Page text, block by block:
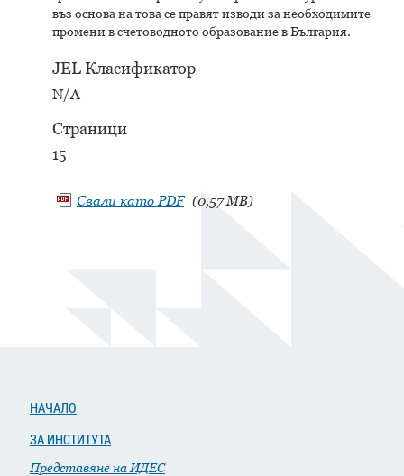
въз основа на това се правят изводи за необходимите
промени в счетоводното образование в България.
JEL Класификатор
N/A
Страници
15
Свали като PDF (0,57 MB)
НАЧАЛО
ЗА ИНСТИТУТА
Представяне на ИДЕС